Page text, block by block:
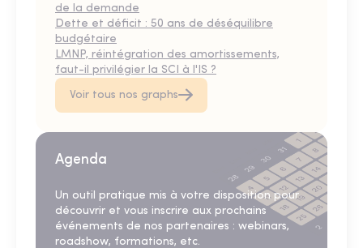
de la demande
Dette et déficit : 50 ans de déséquilibre
budgétaire
LMNP, réintégration des amortissements,
faut-il privilégier la SCI à l'IS ?
Voir tous nos graphs
Agenda
Un outil pratique mis à votre disposition pour
découvrir et vous inscrire aux prochains
événements de nos partenaires : webinars,
roadshow, formations, etc.